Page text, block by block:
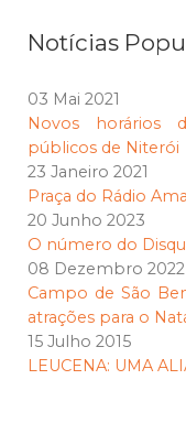
Notícias
03 Mai 2021
Novos horários
públicos de Niterói
23 Janeiro 2021
Praça do Rádio
20 Junho 2023
O número do
08 Dezembro 2022
Campo de São
atrações para o
15 Julho 2015
LEUCENA: UMA